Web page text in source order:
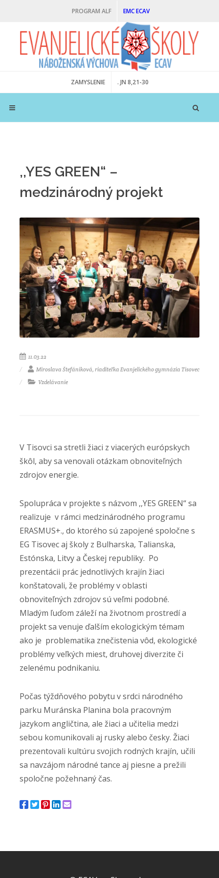
PROGRAM ALF EMC ECAV
ZAMYSLENIE . JN 8,21-30
,,YES GREEN“ –
medzinárodný projekt
11.03.22
Miroslava Štefániková, riaditeľka Evanjelického gymnázia Tisovec
Vzdelávanie
V Tisovci sa stretli žiaci z viacerých európskych
škôl, aby sa venovali otázkam obnoviteľných
zdrojov energie.
Spolupráca v projekte s názvom ,,YES GREEN“ sa
realizuje v rámci medzinárodného programu
ERASMUS+., do ktorého sú zapojené spoločne s
EG Tisovec aj školy z Bulharska, Talianska,
Estónska, Litvy a Českej republiky. Po
prezentácii prác jednotlivých krajín žiaci
konštatovali, že problémy v oblasti
obnoviteľných zdrojov sú veľmi podobné.
Mladým ľuďom záleží na životnom prostredí a
projekt sa venuje ďalším ekologickým témam
ako je problematika znečistenia vôd, ekologické
problémy veľkých miest, druhovej diverzite či
zelenému podnikaniu.
Počas týždňového pobytu v srdci národného
parku Muránska Planina bola pracovným
jazykom angličtina, ale žiaci a učitelia medzi
sebou komunikovali aj rusky alebo česky. Žiaci
prezentovali kultúru svojich rodných krajín, učili
sa navzájom národné tance aj piesne a prežili
spoločne požehnaný čas.